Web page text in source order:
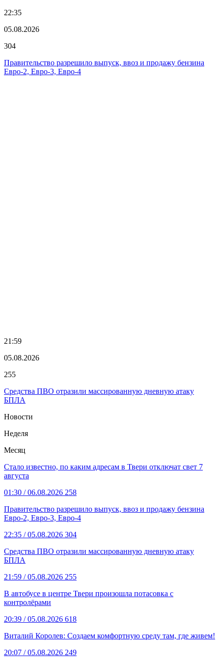
22:35
05.08.2026
304
Правительство разрешило выпуск, ввоз и продажу бензина
Евро-2, Евро-3, Евро-4
21:59
05.08.2026
255
Средства ПВО отразили массированную дневную атаку
БПЛА
Новости
Неделя
Месяц
Стало известно, по каким адресам в Твери отключат свет 7
августа
01:30 / 06.08.2026 258
Правительство разрешило выпуск, ввоз и продажу бензина
Евро-2, Евро-3, Евро-4
22:35 / 05.08.2026 304
Средства ПВО отразили массированную дневную атаку
БПЛА
21:59 / 05.08.2026 255
В автобусе в центре Твери произошла потасовка с
контролёрами
20:39 / 05.08.2026 618
Виталий Королев: Создаем комфортную среду там, где живем!
20:07 / 05.08.2026 249